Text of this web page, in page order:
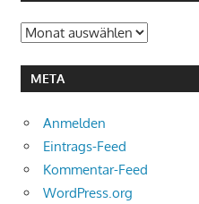
Archiv
META
Anmelden
Eintrags-Feed
Kommentar-Feed
WordPress.org